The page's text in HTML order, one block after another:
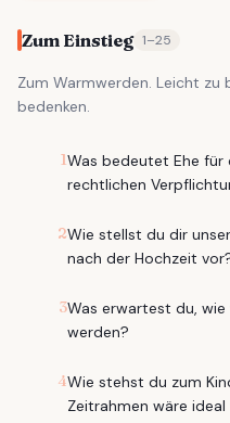
Zum Einstieg 1–25
Zum Warmwerden. Leicht zu
bedenken.
1Was bedeutet Ehe für
rechtlichen
2Wie stellst du dir
nach der Hochzeit
3Was erwartest du,
werden?
4Wie stehst du zum
Zeitrahmen wäre